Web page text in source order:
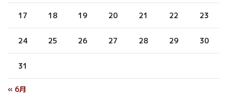
17 18 19 20 21 22 23
24 25 26 27 28 29 30
31
« 6月